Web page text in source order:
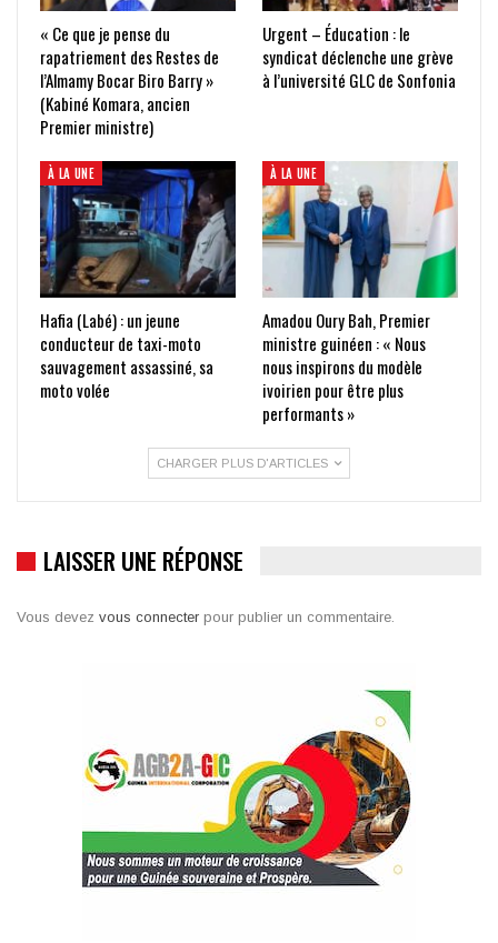
« Ce que je pense du
rapatriement des Restes de
l’Almamy Bocar Biro Barry »
(Kabiné Komara, ancien
Premier ministre)
Urgent – Éducation : le
syndicat déclenche une grève
à l’université GLC de Sonfonia
À LA UNE
Hafia (Labé) : un jeune
conducteur de taxi-moto
sauvagement assassiné, sa
moto volée
À LA UNE
Amadou Oury Bah, Premier
ministre guinéen : « Nous
nous inspirons du modèle
ivoirien pour être plus
performants »
CHARGER PLUS D'ARTICLES
LAISSER UNE RÉPONSE
Vous devez vous connecter pour publier un commentaire.